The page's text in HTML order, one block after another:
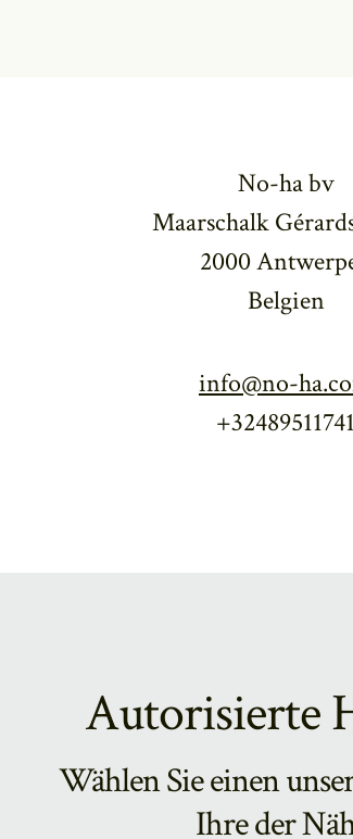
No-ha bv
Maarschalk
2000
Belgien
info@no-
+32489511741
Autorisierte
Wählen Sie einen
Ihre der